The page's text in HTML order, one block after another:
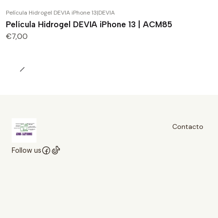
Película Hidrogel DEVIA iPhone 13|DEVIA
Película Hidrogel DEVIA iPhone 13 | ACM85
€7,00
Follow us
Contacto